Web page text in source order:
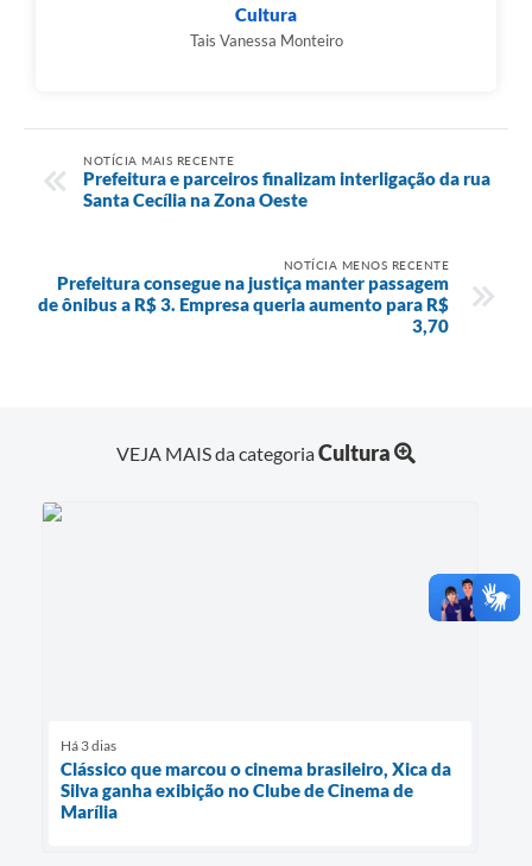
Cultura
Tais Vanessa Monteiro
NOTÍCIA MAIS RECENTE
Prefeitura e parceiros finalizam interligação da rua
Santa Cecília na Zona Oeste
NOTÍCIA MENOS RECENTE
Prefeitura consegue na justiça manter passagem
de ônibus a R$ 3. Empresa queria aumento para R$
3,70
VEJA MAIS da categoriaCultura
Há 3 dias
Clássico que marcou o cinema brasileiro, Xica da
Silva ganha exibição no Clube de Cinema de
Marília